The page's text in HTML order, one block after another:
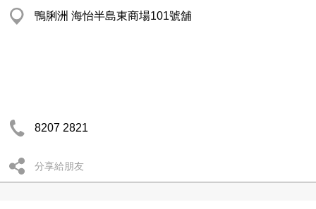
鴨脷洲 海怡半島東商場101號舖
8207 2821
分享給朋友